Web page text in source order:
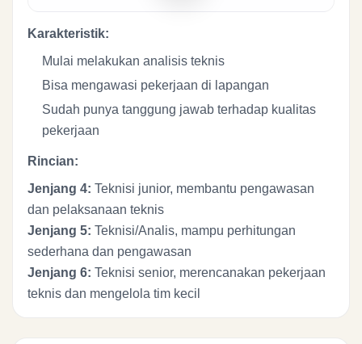
Karakteristik:
Mulai melakukan analisis teknis
Bisa mengawasi pekerjaan di lapangan
Sudah punya tanggung jawab terhadap kualitas
pekerjaan
Rincian:
Jenjang 4: Teknisi junior, membantu pengawasan
dan pelaksanaan teknis
Jenjang 5: Teknisi/Analis, mampu perhitungan
sederhana dan pengawasan
Jenjang 6: Teknisi senior, merencanakan pekerjaan
teknis dan mengelola tim kecil